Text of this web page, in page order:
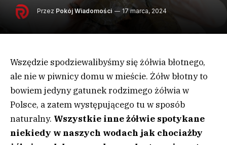
Przez Pokój Wiadomości 17 marca, 2024
Wszędzie spodziewalibyśmy się żółwia błotnego,
ale nie w piwnicy domu w mieście. Żółw błotny to
bowiem jedyny gatunek rodzimego żółwia w
Polsce, a zatem występującego tu w sposób
naturalny. Wszystkie inne żółwie spotykane
niekiedy w naszych wodach jak chociażby